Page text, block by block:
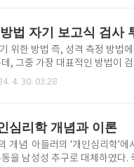
녀의 발생 빈도는 비슷하다고 한
기에 많이 발생하고 장애가 심
입원치료가 요구되는 경우가 많
의약 40~50%를 차지한다. 1.
증상은 여러 형태로 나타날 수
위한 방법 즉, 성격 측정 방법에
, 그중 가장 대표적인 방법이
개인이 가지고 있는 어떤 기질이
정학적인 입장에서 본 최초의
대전 중에 우드워스가 해외에 파
들이 해와에서 정신적으로 잘
4. 30. 03:28
심리학 개념과 이론
개념 아들러의 '개인심리학'에
을 남성성 추구로 대체하였다.